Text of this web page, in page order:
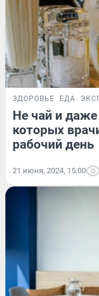
ЗДОРОВЬЕ ЕДА
Не чай и даже
которых
рабочий день
21 июня, 2024, 15:00